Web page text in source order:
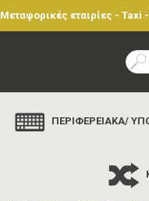
Μεταφορικές εταιρίες - Taxi -
ΠΕΡΙΦΕΡΕΙΑΚΑ/